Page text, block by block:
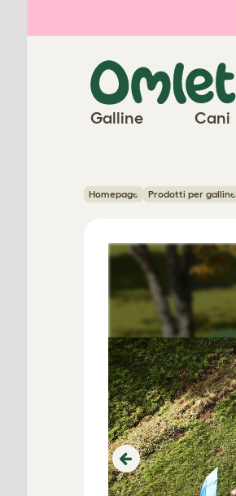
Galline Cani
Homepage Prodotti per galline
Previous